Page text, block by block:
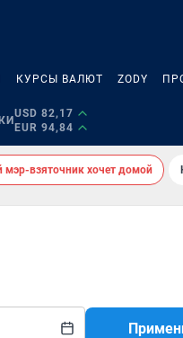
КУРСЫ ВАЛЮТ ZODY
USD 82,17
EUR 94,84
мэр-взяточник хочет домой